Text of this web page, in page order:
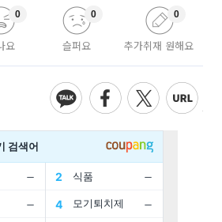
요
0
슬퍼요
0
추가취재 원해요
0